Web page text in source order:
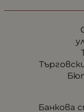
Банкова